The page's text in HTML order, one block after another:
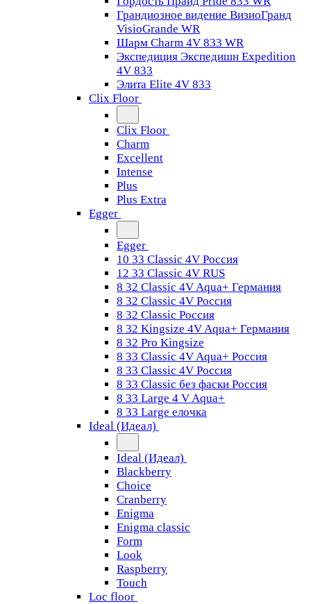
Грандиозное видение ВизиоГранд
VisioGrande WR
Шарм Charm 4V 833 WR
Экспедиция Экспедишн Expedition
4V 833
Элита Elite 4V 833
Clix Floor
Clix Floor
Charm
Excellent
Intense
Plus
Plus Extra
Egger
Egger
10 33 Classic 4V Россия
12 33 Classic 4V RUS
8 32 Classic 4V Aqua+ Германия
8 32 Classic 4V Россия
8 32 Classic Россия
8 32 Kingsize 4V Aqua+ Германия
8 32 Pro Kingsize
8 33 Classic 4V Aqua+ Россия
8 33 Classic 4V Россия
8 33 Classic без фаски Россия
8 33 Large 4 V Aqua+
8 33 Large елочка
Ideal (Идеал)
Ideal (Идеал)
Blackberry
Choice
Cranberry
Enigma
Enigma classic
Form
Look
Raspberry
Touch
Loc floor